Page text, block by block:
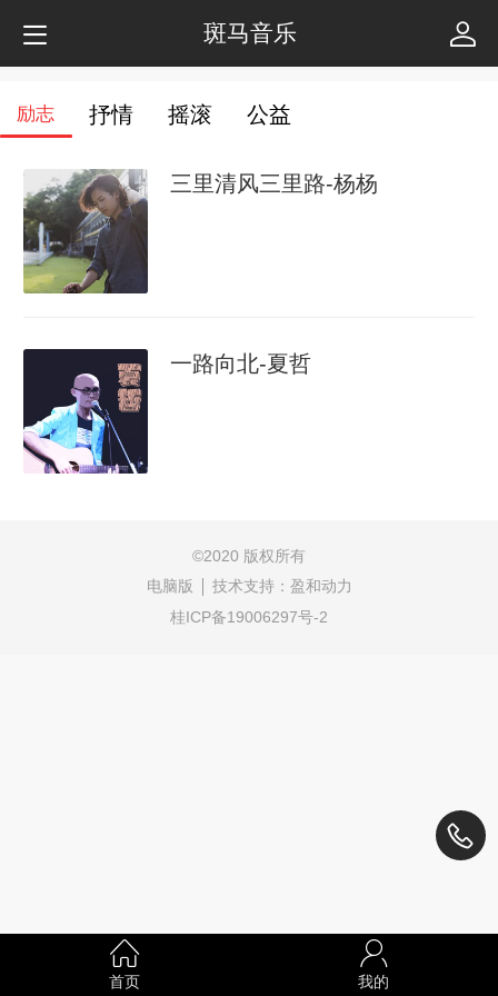
斑马音乐
励志 抒情 摇滚 公益
三里清风三里路-杨杨
一路向北-夏哲
©2020 版权所有
电脑版
技术支持： 盈和动力
桂ICP备19006297号-2
首页 我的